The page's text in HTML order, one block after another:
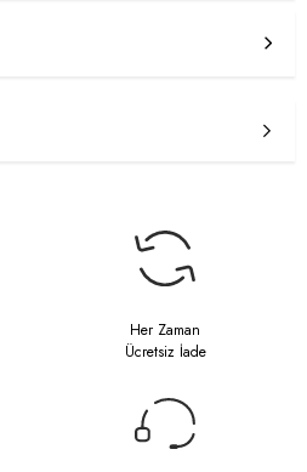
Her Zaman
Ücretsiz İade